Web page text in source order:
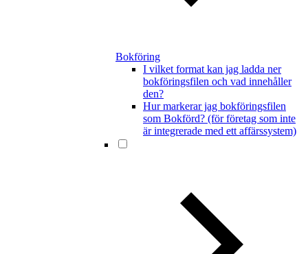
Bokföring
I vilket format kan jag ladda ner
bokföringsfilen och vad innehåller
den?
Hur markerar jag bokföringsfilen
som Bokförd? (för företag som inte
är integrerade med ett affärssystem)